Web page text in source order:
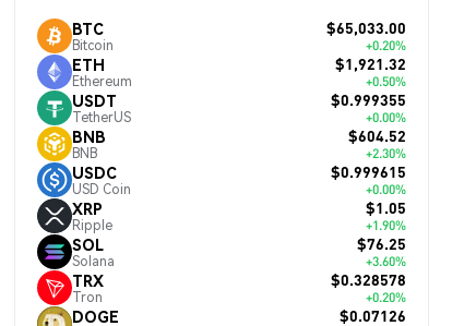
BTC
Bitcoin
$65,033.00
+0.20%
ETH
Ethereum
$1,921.32
+0.50%
USDT
TetherUS
$0.999355
+0.00%
BNB
BNB
$604.52
+2.30%
USDC
USD Coin
$0.999615
+0.00%
XRP
Ripple
$1.05
+1.90%
SOL
Solana
$76.25
+3.60%
TRX
Tron
$0.328578
+0.20%
DOGE $0.07126